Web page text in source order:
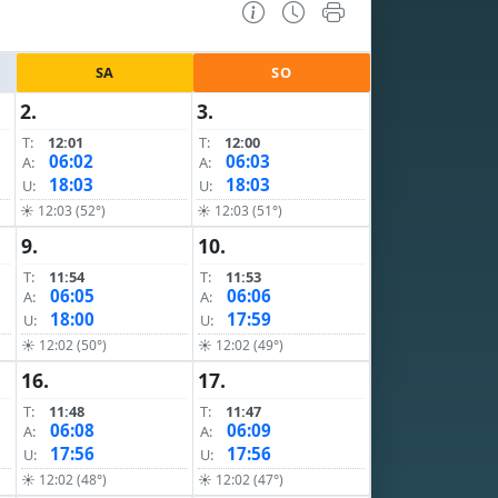
SA SO
2.
T:
12:01
A:
06:02
U: 18:03
☀ 12:03 (52°)
3.
T:
12:00
A:
06:03
U: 18:03
☀ 12:03 (51°)
9.
T:
11:54
A:
06:05
U: 18:00
☀ 12:02 (50°)
10.
T:
11:53
A:
06:06
U: 17:59
☀ 12:02 (49°)
16.
T:
11:48
A:
06:08
U: 17:56
☀ 12:02 (48°)
17.
T:
11:47
A:
06:09
U: 17:56
☀ 12:02 (47°)